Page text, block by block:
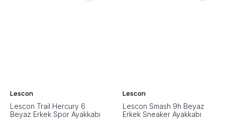
Lescon
Lescon Trail Hercury 6
Beyaz Erkek Spor Ayakkabı
Lescon
Lescon Smash 9h Beyaz
Erkek Sneaker Ayakkabı